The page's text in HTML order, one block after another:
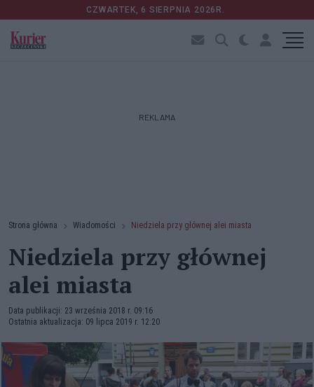
CZWARTEK, 6 SIERPNIA 2026R.
REKLAMA
Strona główna Wiadomości Niedziela przy głównej alei miasta
Niedziela przy głównej
alei miasta
Data publikacji: 23 września 2018 r. 09:16
Ostatnia aktualizacja: 09 lipca 2019 r. 12:20